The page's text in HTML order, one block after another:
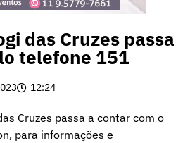
das Cruzes passa
telefone 151
12:24
Cruzes passa a contar com o
para informações e